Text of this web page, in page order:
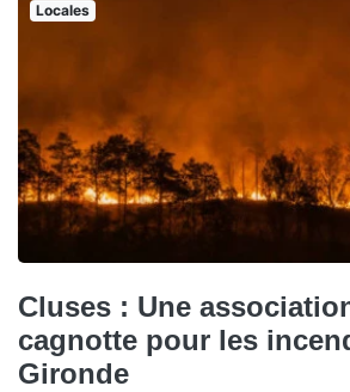
Locales
Cluses : Une
cagnotte pour les
Gironde